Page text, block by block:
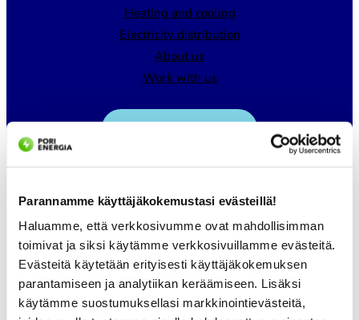
Parannamme käyttäjäkokemustasi evästeillä!
Haluamme, että verkkosivumme ovat mahdollisimman
toimivat ja siksi käytämme verkkosivuillamme evästeitä.
Evästeitä käytetään erityisesti käyttäjäkokemuksen
parantamiseen ja analytiikan keräämiseen. Lisäksi
käytämme suostumuksellasi markkinointievästeitä,
Heating and cooling
Electricity distribution
About us
Work with us
Customer service
DISTRICT HEATING
CUSTOMER SERVICE
Pori Energia Oy
02 621 2085